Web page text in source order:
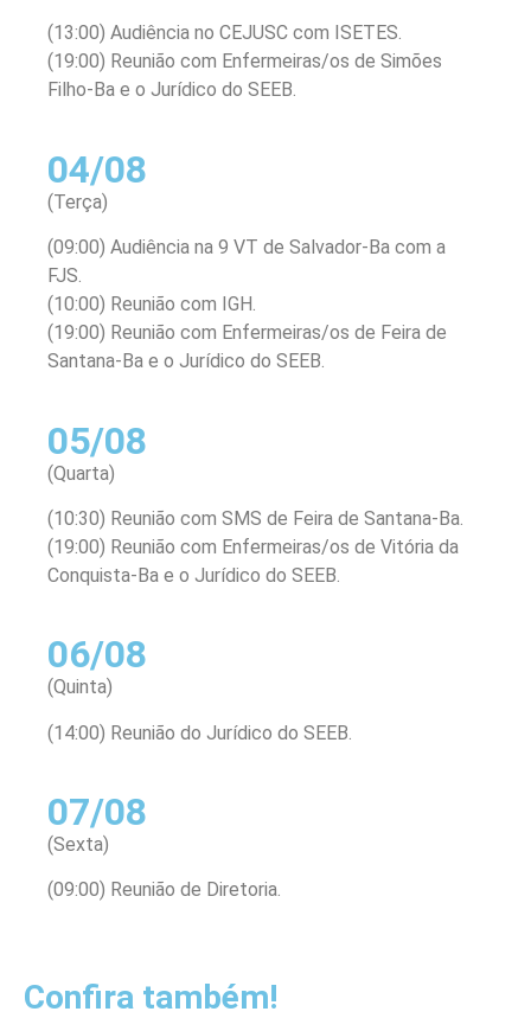
(13:00) Audiência no CEJUSC com ISETES.
(19:00) Reunião com Enfermeiras/os de Simões
Filho-Ba e o Jurídico do SEEB.
04/08
(Terça)
(09:00) Audiência na 9 VT de Salvador-Ba com a
FJS.
(10:00) Reunião com IGH.
(19:00) Reunião com Enfermeiras/os de Feira de
Santana-Ba e o Jurídico do SEEB.
05/08
(Quarta)
(10:30) Reunião com SMS de Feira de Santana-Ba.
(19:00) Reunião com Enfermeiras/os de Vitória da
Conquista-Ba e o Jurídico do SEEB.
06/08
(Quinta)
(14:00) Reunião do Jurídico do SEEB.
07/08
(Sexta)
(09:00) Reunião de Diretoria.
Confira também!